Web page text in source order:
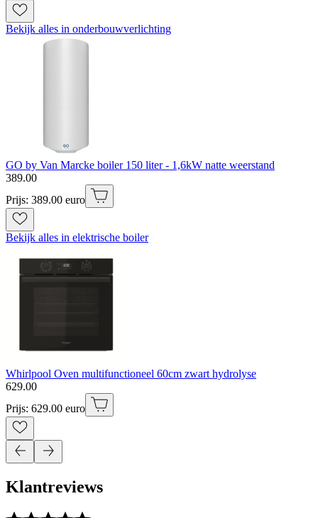
Bekijk alles in onderbouwverlichting
GO by Van Marcke boiler 150 liter - 1,6kW natte weerstand
389.00
Prijs: 389.00 euro
Bekijk alles in elektrische boiler
Whirlpool Oven multifunctioneel 60cm zwart hydrolyse
629.00
Prijs: 629.00 euro
Klantreviews